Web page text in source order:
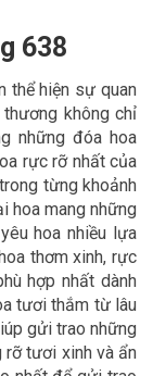
638
thể hiện sự quan
không chỉ
những đóa hoa
rực rỡ nhất của
từng khoảnh
hoa mang những
hoa nhiều lựa
thơm xinh, rực
hợp nhất dành
tươi thắm từ lâu
gửi trao những
rỡ tươi xinh và ẩn